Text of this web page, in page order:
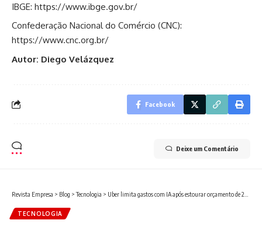
IBGE: https://www.ibge.gov.br/
Confederação Nacional do Comércio (CNC):
https://www.cnc.org.br/
Autor: Diego Velázquez
Facebook
Deixe um Comentário
Revista Empresa > Blog >Tecnologia > Uber limita gastos com IA após estourar orçamento de 2026: o que isso ensina às empresas
TECNOLOGIA